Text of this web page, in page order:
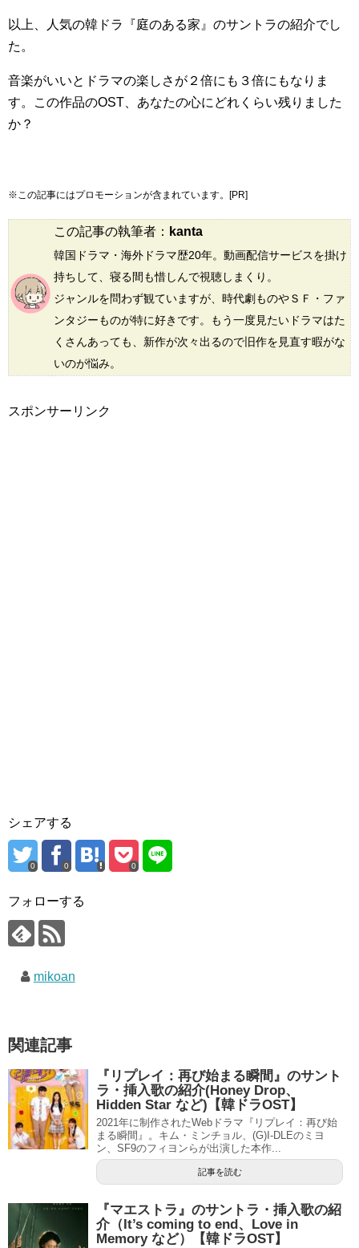
以上、人気の韓ドラ『庭のある家』のサントラの紹介でし
た。
音楽がいいとドラマの楽しさが２倍にも３倍にもなりま
す。この作品のOST、あなたの心にどれくらい残りました
か？
※この記事にはプロモーションが含まれています。[PR]
この記事の執筆者： kanta
韓国ドラマ・海外ドラマ歴20年。動画配信サービスを掛け
持ちして、寝る間も惜しんで視聴しまくり。
ジャンルを問わず観ていますが、時代劇ものやＳＦ・ファ
ンタジーものが特に好きです。もう一度見たいドラマはた
くさんあっても、新作が次々出るので旧作を見直す暇がな
いのが悩み。
スポンサーリンク
シェアする
0 0 0
フォローする
mikoan
関連記事
『リプレイ：再び始まる瞬間』のサント
ラ・挿入歌の紹介(Honey Drop、
Hidden Star など)【韓ドラOST】
2021年に制作されたWebドラマ『リプレイ：再び始
まる瞬間』。キム・ミンチョル、(G)I-DLEのミヨ
ン、SF9のフィヨンらが出演した本作...
記事を読む
『マエストラ』のサントラ・挿入歌の紹
介（It’s coming to end、Love in
Memory など）【韓ドラOST】